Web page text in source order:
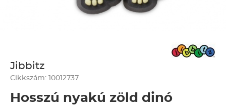
Jibbitz
Cikkszám: 10012737
Hosszú nyakú zöld dinó